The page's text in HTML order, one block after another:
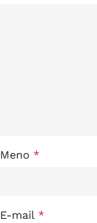
Meno *
E-mail *